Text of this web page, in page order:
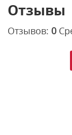
Отзывы
Отзывов: 0